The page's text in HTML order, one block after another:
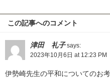
この記事へのコメント
津田 礼子 says:
2023年10月6日 at 12:23 PM
伊勢崎先生の平和についてのお